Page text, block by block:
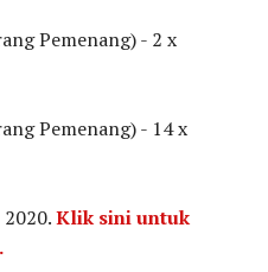
Pemenang) - 2 x
Pemenang) - 14 x
2020.Klik sini untuk